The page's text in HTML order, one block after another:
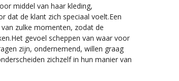
middel van haar kleding,
dat de klant zich speciaal voelt.Een
zulke momenten, zodat de
gevoel scheppen van waar voor
zijn, ondernemend, willen graag
zichzelf in hun manier van